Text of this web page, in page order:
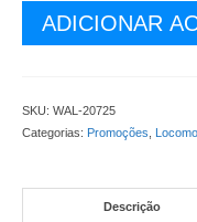
Walthers
#1287
DCC
ADICIONAR
SKU: WAL-20725
Categorias: Promoções
Descrição